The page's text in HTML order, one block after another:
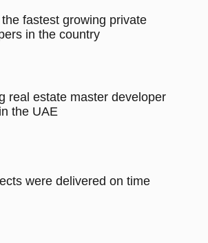
fastest growing private
in the country
real estate master developer
the UAE
were delivered on time